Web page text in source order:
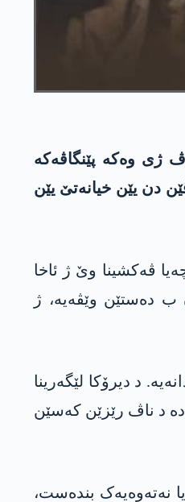
ژی وەکە پێنگاڤەکە
دن یێن خیانەتێ یێن
ڤەکشینا وێ ژ ئاخا
ب دەستێن وێڤەیە، ژ
د دیرۆکا لێگەرینا
د ناڤ رێزێن کەسێن
نەتەوەیەک بندەست،